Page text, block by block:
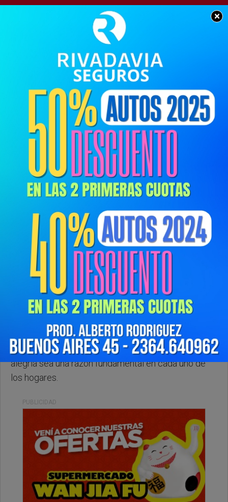
×
BUEN DÍA CHACABUCO
Feliz domingo para
Domingo, 07 de Diciembre de 2025 . 07:11 Hs.
Les deseamos un lindo domingo para tod@s, qué la
alegría sea una razón fundamental en cada uno de
los hogares.
PUBLICIDAD